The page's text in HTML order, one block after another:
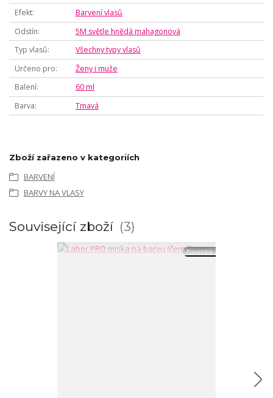
Efekt
Barvení vlasů
Odstín
5M světle hnědá mahagonová
Typ vlasů
Všechny typy vlasů
Určeno pro
Ženy i muže
Balení
60 ml
Barva
Tmavá
Zboží zařazeno v kategoriích
BARVENÍ
BARVY NA VLASY
Související zboží 3
Novinka